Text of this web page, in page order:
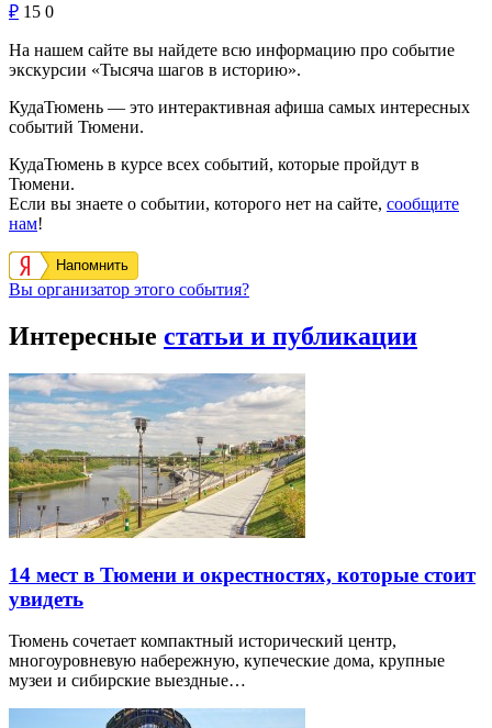
₽ 15 0
На нашем сайте вы найдете всю информацию про событие
экскурсии «Тысяча шагов в историю».
КудаТюмень — это интерактивная афиша самых интересных
событий Тюмени.
КудаТюмень в курсе всех событий, которые пройдут в
Тюмени.
Если вы знаете о событии, которого нет на сайте, сообщите
нам!
Напомнить
Вы организатор этого события?
Интересные статьи и публикации
14 мест в Тюмени и окрестностях, которые стоит
увидеть
Тюмень сочетает компактный исторический центр,
многоуровневую набережную, купеческие дома, крупные
музеи и сибирские выездные…